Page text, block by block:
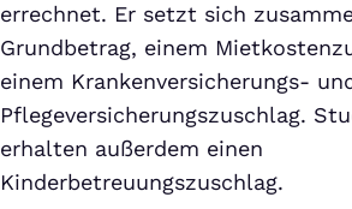
errechnet. Er setzt sich
Grundbetrag, einem
einem Krankenversicherungs-
Pflegeversicherungszuschlag.
erhalten außerdem einen
Kinderbetreuungszuschlag.